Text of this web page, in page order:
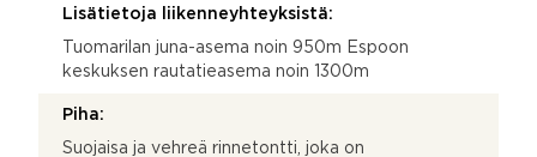
Lisätietoja liikenneyhteyksistä:
Tuomarilan juna-asema noin 950m Espoon
keskuksen rautatieasema noin 1300m
Piha:
Suojaisa ja vehreä rinnetontti, joka on